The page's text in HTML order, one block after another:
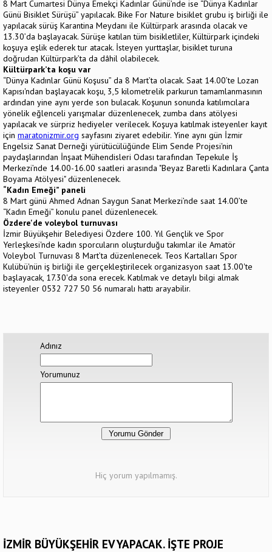
8 Mart Cumartesi Dünya Emekçi Kadınlar Günü’nde ise “Dünya Kadınlar
Günü Bisiklet Sürüşü” yapılacak. Bike For Nature bisiklet grubu iş birliği ile
yapılacak sürüş Karantina Meydanı ile Kültürpark arasında olacak ve
13.30’da başlayacak. Sürüşe katılan tüm bisikletliler, Kültürpark içindeki
koşuya eşlik ederek tur atacak. İsteyen yurttaşlar, bisiklet turuna
doğrudan Kültürpark’ta da dâhil olabilecek.
Kültürpark’ta koşu var
“Dünya Kadınlar Günü Koşusu” da 8 Mart’ta olacak. Saat 14.00’te Lozan
Kapısı'ndan başlayacak koşu, 3,5 kilometrelik parkurun tamamlanmasının
ardından yine aynı yerde son bulacak. Koşunun sonunda katılımcılara
yönelik eğlenceli yarışmalar düzenlenecek, zumba dans atölyesi
yapılacak ve sürpriz hediyeler verilecek. Koşuya katılmak isteyenler kayıt
için maratonizmir.org sayfasını ziyaret edebilir. Yine aynı gün İzmir
Engelsiz Sanat Derneği yürütücülüğünde Elim Sende Projesi'nin
paydaşlarından İnşaat Mühendisleri Odası tarafından Tepekule İş
Merkezi’nde 14.00-16.00 saatleri arasında "Beyaz Baretli Kadınlara Çanta
Boyama Atölyesi" düzenlenecek.
“Kadın Emeği” paneli
8 Mart günü Ahmed Adnan Saygun Sanat Merkezi’nde saat 14.00’te
“Kadın Emeği” konulu panel düzenlenecek.
Özdere'de voleybol turnuvası
İzmir Büyükşehir Belediyesi Özdere 100. Yıl Gençlik ve Spor
Yerleşkesi'nde kadın sporcuların oluşturduğu takımlar ile Amatör
Voleybol Turnuvası 8 Mart’ta düzenlenecek. Teos Kartalları Spor
Kulübü'nün iş birliği ile gerçekleştirilecek organizasyon saat 13.00'te
başlayacak, 17.30'da sona erecek. Katılmak ve detaylı bilgi almak
isteyenler 0532 727 50 56 numaralı hattı arayabilir.
Adınız
Yorumunuz
Hiç yorum yapılmamış.
İZMİR BÜYÜKŞEHİR EV YAPACAK. İŞTE PROJE